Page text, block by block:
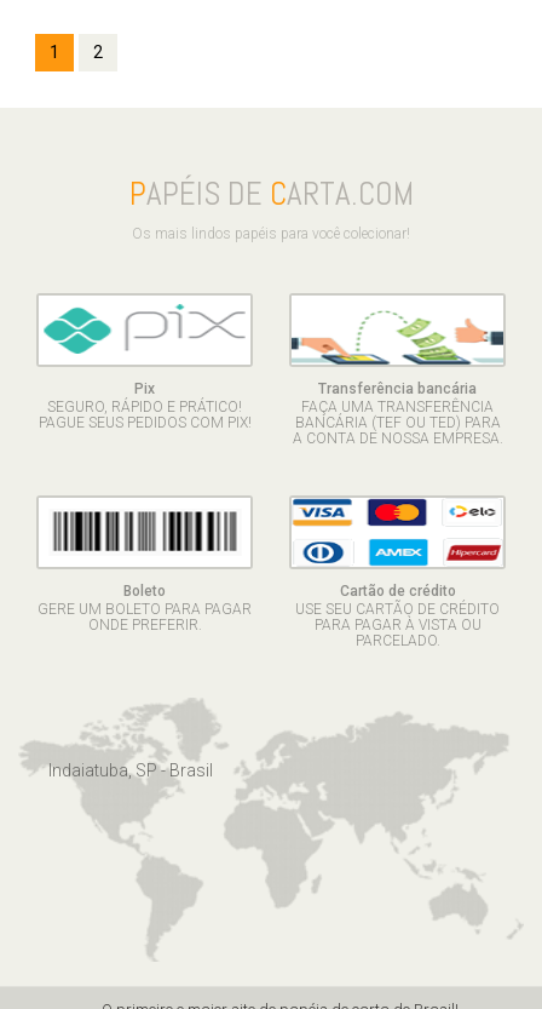
1 2
PAPÉIS DE CARTA.COM
Os mais lindos papéis para você colecionar!
Pix
SEGURO, RÁPIDO E PRÁTICO!
PAGUE SEUS PEDIDOS COM PIX!
Transferência bancária
FAÇA UMA TRANSFERÊNCIA
BANCÁRIA (TEF OU TED) PARA
A CONTA DE NOSSA EMPRESA.
Boleto
GERE UM BOLETO PARA PAGAR
ONDE PREFERIR.
Cartão de crédito
USE SEU CARTÃO DE CRÉDITO
PARA PAGAR À VISTA OU
PARCELADO.
Indaiatuba, SP - Brasil